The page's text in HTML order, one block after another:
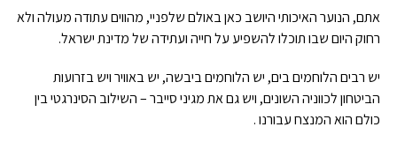
אתם, הנוער האיכותי היושב כאן באולם שלפניי, מהווים עתודה מעולה ולא
רחוק היום שבו תוכלו להשפיע על חייה ועתידה של מדינת ישראל.
יש רבים הלוחמים בים, יש הלוחמים ביבשה, יש באוויר ויש בזרועות
הביטחון לכווניה השונים, ויש גם את מגיני סייבר – השילוב הסינרגטי בין
כולם הוא המנצח עבורנו.